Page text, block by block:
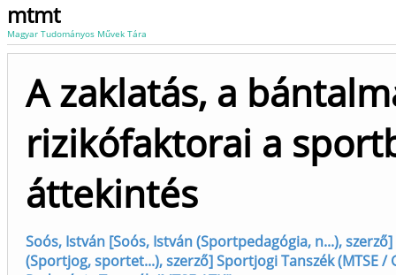
mtmt
Magyar Tudományos Művek Tára
A zaklatás, a
rizikófaktorai a
áttekintés
Soós, István [Soós, István (Sportpedagógia, n...), szerző]
(Sportjog, sportet...), szerző] Sportjogi Tanszék (MTSE /